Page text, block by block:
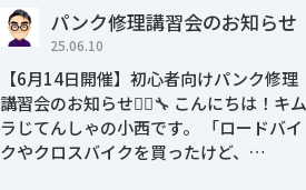
パンク修理講習会のお知らせ
25.06.10
【6月14日開催】初心者向けパンク修理
講習会のお知らせ🚴‍♂️🔧 こんにちは！キム
ラじてんしゃの小西です。 「ロードバイ
クやクロスバイクを買ったけど、…